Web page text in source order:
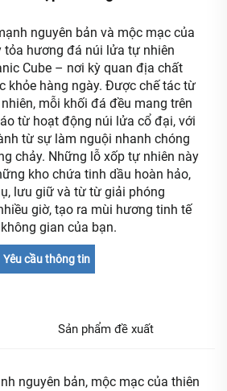
nguyên bản và mộc mạc của
tỏa hương đá núi lửa tự nhiên
Cube – nơi kỳ quan địa chất
khỏe hàng ngày. Được chế tác từ
mỗi khối đá đều mang trên
từ hoạt động núi lửa cổ đại, với
từ sự làm nguội nhanh chóng
chảy. Những lỗ xốp tự nhiên này
kho chứa tinh dầu hoàn hảo,
lưu giữ và từ từ giải phóng
giờ, tạo ra mùi hương tinh tế
gian của bạn.
Yêu cầu thông tin
Sản phẩm đề xuất
nguyên bản, mộc mạc của thiên